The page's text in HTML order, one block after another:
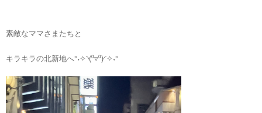
素敵なママさまたちと
キラキラの北新地へ°˖✧◝(⁰▿⁰)◜✧˖°